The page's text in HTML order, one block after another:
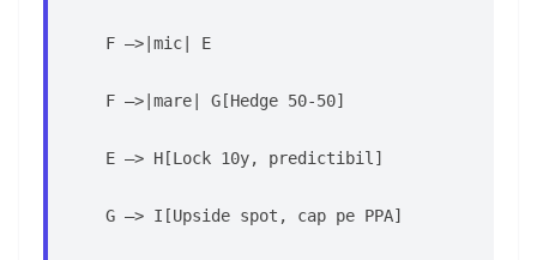
    F –>|mic| E
    F –>|mare| G[Hedge 50-50]
    E –> H[Lock 10y, predictibil]
    G –> I[Upside spot, cap pe PPA]